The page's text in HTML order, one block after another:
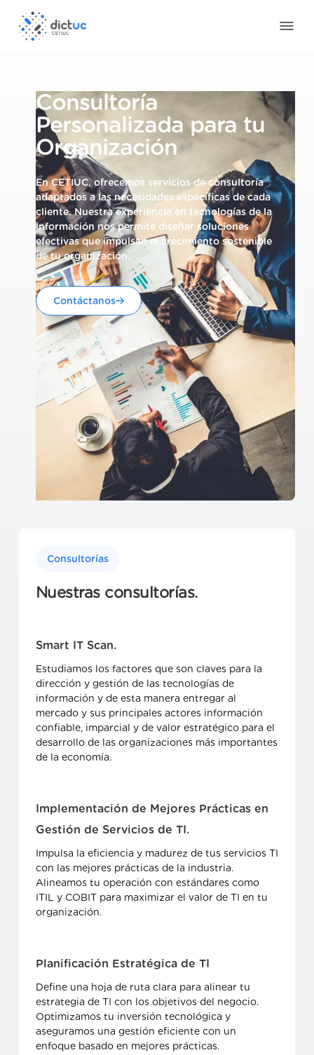
Consultoría
Personalizada para tu
Organización
En CETIUC, ofrecemos servicios de consultoría
adaptados a las necesidades específicas de cada
cliente. Nuestra experiencia en tecnologías de la
información nos permite diseñar soluciones
efectivas que impulsan el crecimiento sostenible
de tu organización.
Contáctanos
Consultorías
Nuestras consultorías.
Smart IT Scan.
Estudiamos los factores que son claves para la
dirección y gestión de las tecnologías de
información y de esta manera entregar al
mercado y sus principales actores información
confiable, imparcial y de valor estratégico para el
desarrollo de las organizaciones más importantes
de la economía.
Implementación de Mejores Prácticas en
Gestión de Servicios de TI.
Impulsa la eficiencia y madurez de tus servicios TI
con las mejores prácticas de la industria.
Alineamos tu operación con estándares como
ITIL y COBIT para maximizar el valor de TI en tu
organización.
Planificación Estratégica de TI
Define una hoja de ruta clara para alinear tu
estrategia de TI con los objetivos del negocio.
Optimizamos tu inversión tecnológica y
aseguramos una gestión eficiente con un
enfoque basado en mejores prácticas.